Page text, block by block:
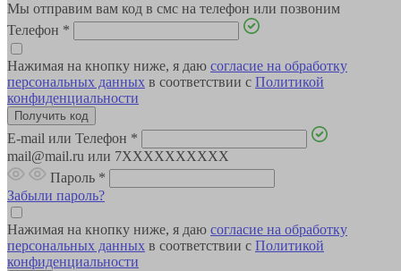
Мы отправим вам код в смс на телефон или позвоним
Телефон *
Нажимая на кнопку ниже, я даю согласие на обработку
персональных данных в соответствии с Политикой
конфиденциальности
E-mail или Телефон *
mail@mail.ru или 7XXXXXXXXXX
Пароль *
Забыли пароль?
Нажимая на кнопку ниже, я даю согласие на обработку
персональных данных в соответствии с Политикой
конфиденциальности